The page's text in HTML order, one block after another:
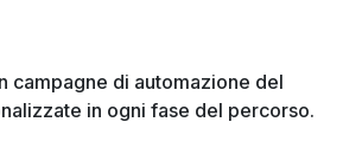
campagne di automazione del
in ogni fase del percorso.